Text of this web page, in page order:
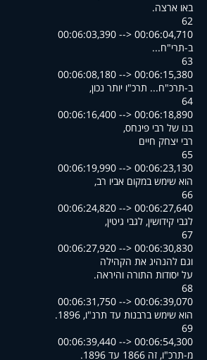
.באו ארצה
62
00:06:03,390 --> 00:06:04,710
...ב-תרי"ח
63
00:06:08,180 --> 00:06:15,380
,ב-תרכ"ח... תרכ"ו יותר נכון
64
00:06:16,400 --> 00:06:18,890
,בנו של רבי פינחס
רבי יצחק חיים
65
00:06:19,990 --> 00:06:23,130
,הוא שימש במקום אביו רב
66
00:06:24,820 --> 00:06:27,640
,לגבי קידושין, לגבי גיטין
67
00:06:27,920 --> 00:06:30,830
וגם להנהיג את הקהילה
.על יסודות התורה והיראה
68
00:06:31,750 --> 00:06:39,070
.הוא שימש ברבנות עד תרנ"ו, 1896
69
00:06:39,440 --> 00:06:54,300
.מ-תרכ"ו, זה 1866 עד 1896